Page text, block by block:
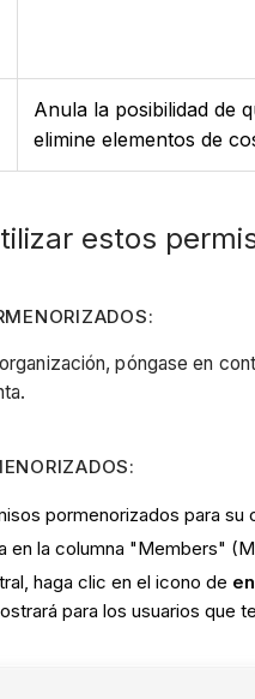
Anula la posibilidad de
elimine elementos de
estos
póngase en
pormenorizados para
en la columna "Members"
haga clic en el icono de
para los usuarios